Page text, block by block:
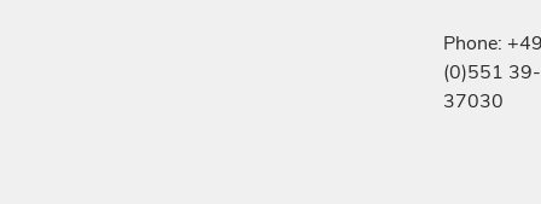
Phone:
(0)551 39-
37030